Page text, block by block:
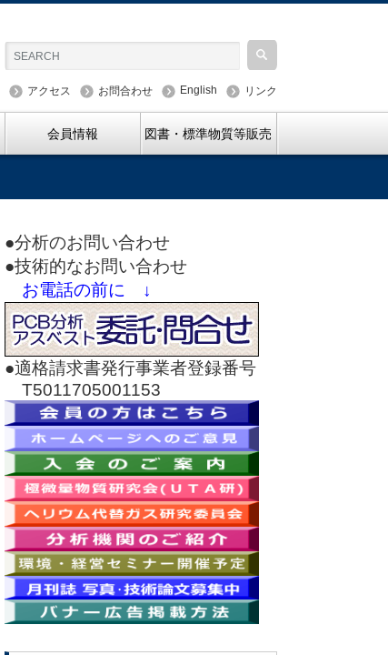
アクセス お問合わせ English リンク
会員情報 図書・標準物質等販売
●分析のお問い合わせ
●技術的なお問い合わせ
お電話の前に ↓
●適格請求書発行事業者登録番号
T5011705001153